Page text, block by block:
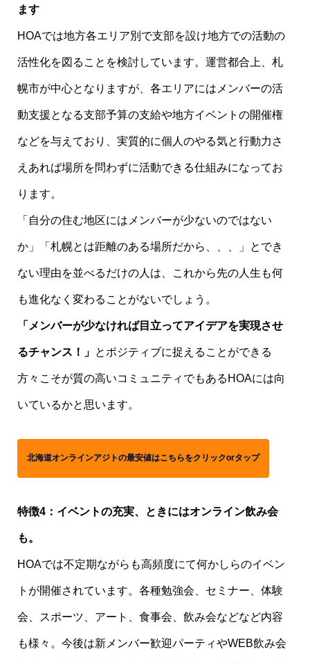
ます
HOAでは地方各エリア別で支部を設け地方での活動の
活性化を図ることを検討しています。運営都合上、札
幌市が中心となりますが、各エリアにはメンバーの活
動支援となる支部予算の支給や地方イベントの開催権
などを与えており、実質的に個人のやる気と行動力さ
えあれば場所を問わずに活動できる仕組みになってお
ります。
「自分の住む地区にはメンバーが少ないのではない
か」「札幌とは距離のある場所だから、、、」とでき
ない理由を並べるだけの人は、これから先の人生も何
も進化なく変わることがないでしょう。
「メンバーが少なければ目立ってアイデアを実現させ
るチャンス！」 とポジティブに捉えることができる
方々こそが質の高いコミュニティでもあるHOAには向
いているかと思います。
北海道オンラインアジトの最安値はこちらをクリックorタップ
特徴4：イベントの充実、ときにはオンライン飲み会
も。
HOAでは不定期ながらも高頻度にて何かしらのイベン
トが開催されています。各種勉強会、セミナー、体験
会、スポーツ、アート、食事会、飲み会などなど内容
も様々。今後は新メンバー歓迎パーティやWEB飲み会